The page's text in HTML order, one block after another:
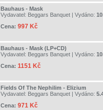
Bauhaus - Mask
Vydavatel: Beggars Banquet | Vydáno:
Cena: 997 Kč
Bauhaus - Mask (LP+CD)
Vydavatel: Beggars Banquet | Vydáno:
Cena: 1151 Kč
Fields Of The Nephilim - Elizium
Vydavatel: Beggars Banquet | Vydáno:
Cena: 971 Kč